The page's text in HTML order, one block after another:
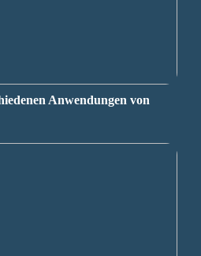
Anwendungen von